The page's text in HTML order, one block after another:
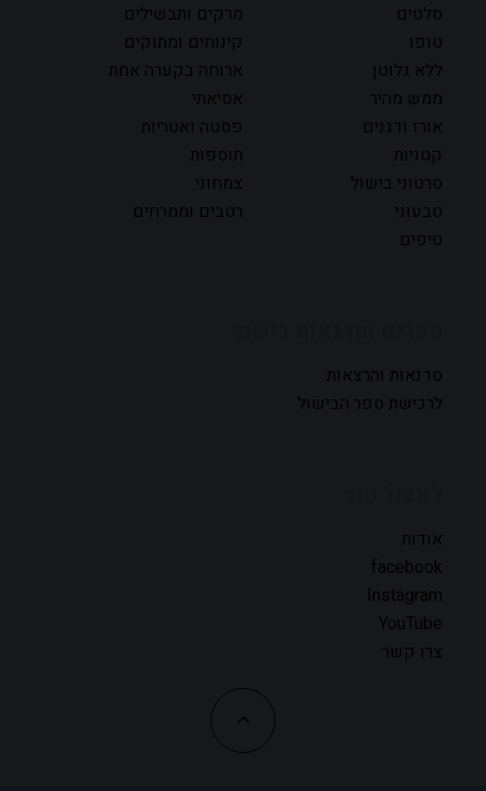
סלטים
מרקים ותבשילים
טופו
קינוחים ומתוקים
ללא גלוטן
ארוחה בקערה אחת
ממש מהיר
אסיאתי
אורז ודגנים
פסטה ואטריות
קטניות
תוספות
סרטוני בישול
צמחוני
טבעוני
רטבים וממרחים
טיפים
סדנאות והרצאות
לרכישת ספר הבישול
אודות
facebook
Instagram
YouTube
צרו קשר